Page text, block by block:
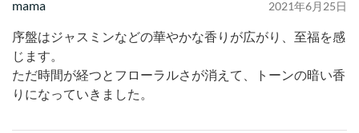
mama 2021年6月25日
序盤はジャスミンなどの華やかな香りが広がり、至福を感
じます。
ただ時間が経つとフローラルさが消えて、トーンの暗い香
りになっていきました。